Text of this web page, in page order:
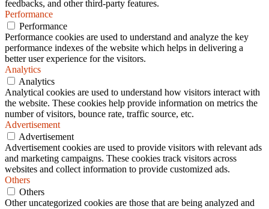
feedbacks, and other third-party features.
Performance
Performance
Performance cookies are used to understand and analyze the key
performance indexes of the website which helps in delivering a
better user experience for the visitors.
Analytics
Analytics
Analytical cookies are used to understand how visitors interact with
the website. These cookies help provide information on metrics the
number of visitors, bounce rate, traffic source, etc.
Advertisement
Advertisement
Advertisement cookies are used to provide visitors with relevant ads
and marketing campaigns. These cookies track visitors across
websites and collect information to provide customized ads.
Others
Others
Other uncategorized cookies are those that are being analyzed and